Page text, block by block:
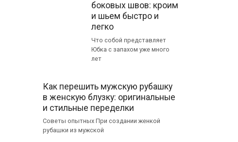
боковых швов: кроим
и шьем быстро и
легко
Что собой представляет
Юбка с запахом уже много
лет
Как перешить мужскую рубашку
в женскую блузку: оригинальные
и стильные переделки
Советы опытных При создании женкой
рубашки из мужской